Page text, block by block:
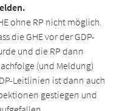
ohne RP nicht möglich.
die GHE vor der GDP-
und die RP dann
(und Meldung)
Leitlinien ist dann auch
gestiegen und